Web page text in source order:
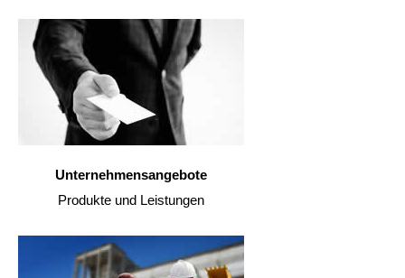
Unternehmensangebote
Produkte und Leistungen